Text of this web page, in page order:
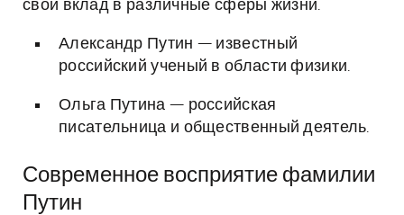
свой вклад в различные сферы жизни.
Александр Путин — известный
российский ученый в области физики.
Ольга Путина — российская
писательница и общественный деятель.
Современное восприятие фамилии
Путин